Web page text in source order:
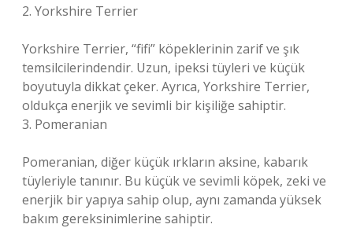
2. Yorkshire Terrier
Yorkshire Terrier, “fifi” köpeklerinin zarif ve şık
temsilcilerindendir. Uzun, ipeksi tüyleri ve küçük
boyutuyla dikkat çeker. Ayrıca, Yorkshire Terrier,
oldukça enerjik ve sevimli bir kişiliğe sahiptir.
3. Pomeranian
Pomeranian, diğer küçük ırkların aksine, kabarık
tüyleriyle tanınır. Bu küçük ve sevimli köpek, zeki ve
enerjik bir yapıya sahip olup, aynı zamanda yüksek
bakım gereksinimlerine sahiptir.